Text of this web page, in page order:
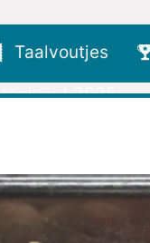
Taalvoutjes
2025